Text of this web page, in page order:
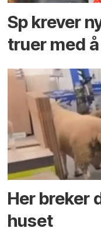
Sp krever
truer med
Her breker
huset